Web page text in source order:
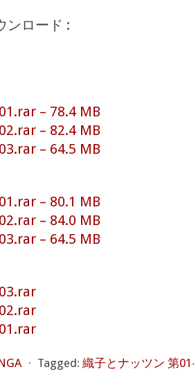
ンロード :
– 78.4 MB
– 82.4 MB
– 64.5 MB
– 80.1 MB
– 84.0 MB
– 64.5 MB
⋅ Tagged: 織子とナッツン 第